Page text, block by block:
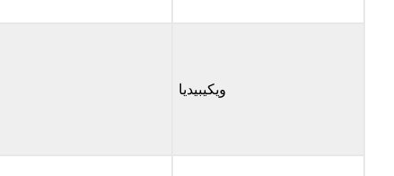
ويكيبيديا